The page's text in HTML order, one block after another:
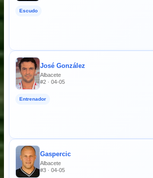
Escudo
José González
Albacete
#2 · 04-05
Entrenador
Gaspercic
Albacete
#3 · 04-05